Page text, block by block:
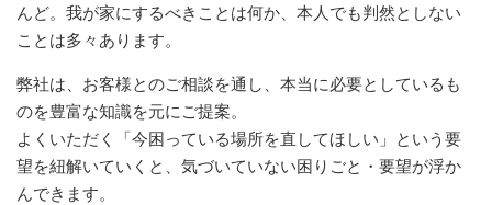
んど。我が家にするべきことは何か、本人でも判然としない
ことは多々あります。
弊社は、お客様とのご相談を通し、本当に必要としているも
のを豊富な知識を元にご提案。
よくいただく「今困っている場所を直してほしい」という要
望を紐解いていくと、気づいていない困りごと・要望が浮か
んできます。